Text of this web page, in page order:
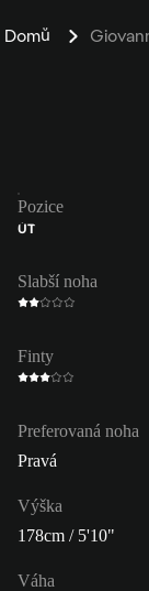
Domů
Pozice
ÚT
Slabší noha
Finty
Preferovaná noha
Pravá
Výška
178cm / 5'10"
Váha